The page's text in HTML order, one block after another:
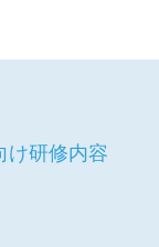
け研修内容